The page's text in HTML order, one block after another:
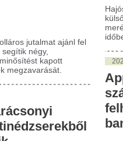
egy
a
őt – egy
okozott tegnap
magyar
tájékoztatni
számíthatnak azok,
szabálytalan
forintjukat veszítették
ügyészség
aki hamis
le az
választásokon